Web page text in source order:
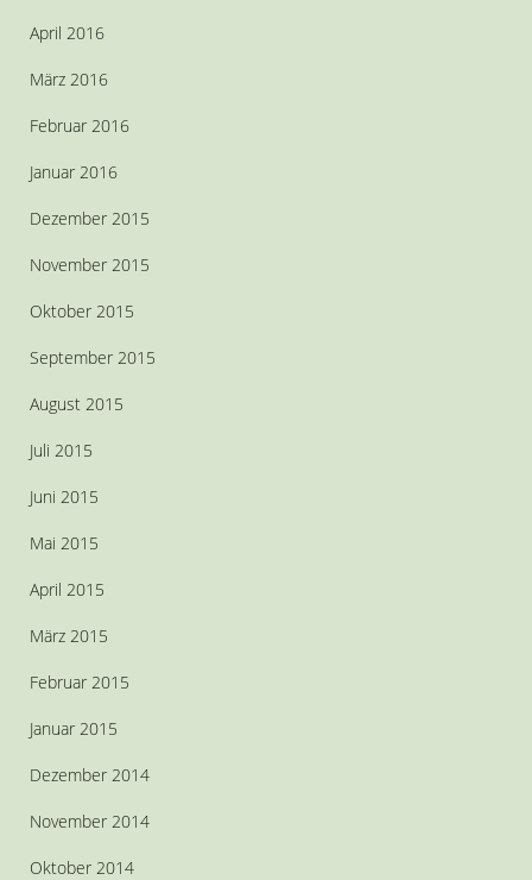
April 2016
März 2016
Februar 2016
Januar 2016
Dezember 2015
November 2015
Oktober 2015
September 2015
August 2015
Juli 2015
Juni 2015
Mai 2015
April 2015
März 2015
Februar 2015
Januar 2015
Dezember 2014
November 2014
Oktober 2014